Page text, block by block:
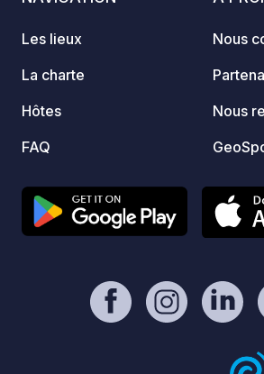
Les lieux
La charte
Hôtes
FAQ
Nous
Nous